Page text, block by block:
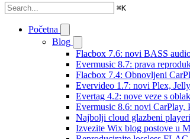
⌘K
Početna
Blog
Flacbox 7.6: novi BASS
Evermusic 8.7: prava
Flacbox 7.4: Obnovljeni
Evervideo 1.7: novi Plex,
Evertag 4.2: nove veze s
Evermusic 8.6: novi CarPlay,
Najbolji cloud glazbeni
Izvezite Wix blog postove u